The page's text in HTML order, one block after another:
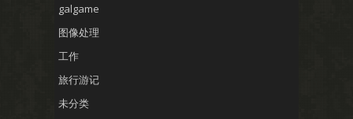
galgame
图像处理
工作
旅行游记
未分类